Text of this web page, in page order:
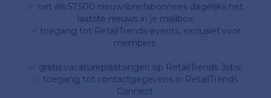
✅ net als 57.500 nieuwsbriefabonnees dagelijks het
laatste nieuws in je mailbox;
✅ toegang tot RetailTrends-events, exclusief voor
members.
✅ gratis vacatureplaatsingen op RetailTrends Jobs;
✅ toegang tot contactgegevens in RetailTrends
Connect.